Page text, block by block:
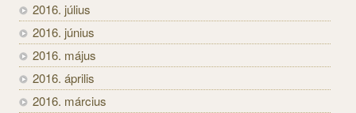
2016. július
2016. június
2016. május
2016. április
2016. március